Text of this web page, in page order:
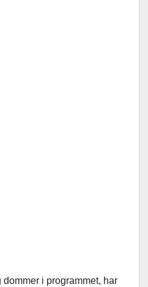
i programmet, har